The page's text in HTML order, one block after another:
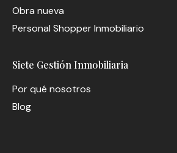
Siete Gestión Inmobiliaria
Por qué nosotros
Blog
Obra nueva
Personal Shopper Inmobiliario